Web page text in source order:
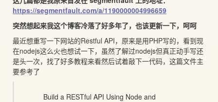
https://segmentfault.com/a/1190000004996659
突然想起来我这个博客冷落了好多年了，也该更新一下，呵呵
最近想重写一下网站的Restful API，原来是用PHP写的，看到现
在nodejs这么火也想试一下，虽然了解过nodejs但真正动手写还
是头一次，找了好多教程来看然后试着敲下一代码，这篇文件主
要参考了
Build a RESTful API Using Node and